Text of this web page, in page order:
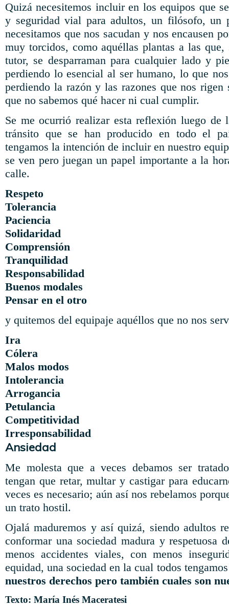
Quizá necesitemos incluir en los equipos que
y seguridad vial para adultos, un filósofo, un
necesitamos que nos sacudan y nos encausen
muy torcidos, como aquéllas plantas a las
tutor, se desparraman para cualquier lado y
perdiendo lo esencial al ser humano, lo que
perdiendo la razón y las razones que nos rigen
que no sabemos qué hacer ni cual cumplir.
Se me ocurrió realizar esta reflexión luego de
tránsito que se han producido en todo el
tengamos la intención de incluir en nuestro
se ven pero juegan un papel importante a la
calle.
Respeto
Tolerancia
Paciencia
Solidaridad
Comprensión
Tranquilidad
Responsabilidad
Buenos modales
Pensar en el otro
y quitemos del equipaje aquéllos que no nos
Ira
Cólera
Malos modos
Intolerancia
Arrogancia
Petulancia
Competitividad
Irresponsabilidad
Ansiedad
Me molesta que a veces debamos ser
tengan que retar, multar y castigar para
veces es necesario; aún así nos rebelamos
un trato hostil.
Ojalá maduremos y así quizá, siendo adultos
conformar una sociedad madura y respetuosa
menos accidentes viales, con menos
equidad, una sociedad en la cual todos
nuestros derechos pero también cuales son
Texto: María Inés Maceratesi